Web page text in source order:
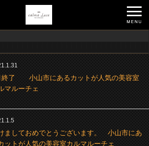
終了 小山市にあるカットが人気の美容室
マルーチェ
ましておめでとうございます。 小山市にあ
ットが人気の美容室カルマルーチェ